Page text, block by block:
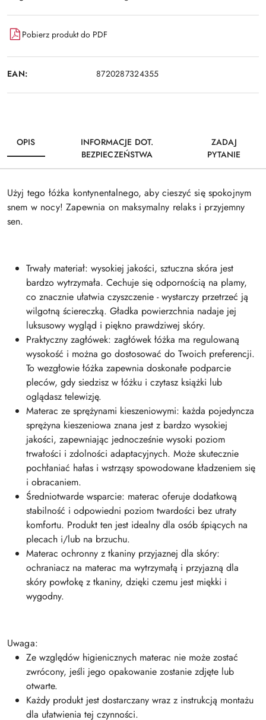
Pobierz produkt do PDF
EAN: 8720287324355
OPIS
INFORMACJE DOT.
BEZPIECZEŃSTWA
ZADAJ
PYTANIE
Użyj tego łóżka kontynentalnego, aby cieszyć się spokojnym
snem w nocy! Zapewnia on maksymalny relaks i przyjemny
sen.
Trwały materiał: wysokiej jakości, sztuczna skóra jest
bardzo wytrzymała. Cechuje się odpornością na plamy,
co znacznie ułatwia czyszczenie - wystarczy przetrzeć ją
wilgotną ściereczką. Gładka powierzchnia nadaje jej
luksusowy wygląd i piękno prawdziwej skóry.
Praktyczny zagłówek: zagłówek łóżka ma regulowaną
wysokość i można go dostosować do Twoich preferencji.
To wezgłowie łóżka zapewnia doskonałe podparcie
pleców, gdy siedzisz w łóżku i czytasz książki lub
oglądasz telewizję.
Materac ze sprężynami kieszeniowymi: każda pojedyncza
sprężyna kieszeniowa znana jest z bardzo wysokiej
jakości, zapewniając jednocześnie wysoki poziom
trwałości i zdolności adaptacyjnych. Może skutecznie
pochłaniać hałas i wstrząsy spowodowane kładzeniem się
i obracaniem.
Średniotwarde wsparcie: materac oferuje dodatkową
stabilność i odpowiedni poziom twardości bez utraty
komfortu. Produkt ten jest idealny dla osób śpiących na
plecach i/lub na brzuchu.
Materac ochronny z tkaniny przyjaznej dla skóry:
ochraniacz na materac ma wytrzymałą i przyjazną dla
skóry powłokę z tkaniny, dzięki czemu jest miękki i
wygodny.
Uwaga:
Ze względów higienicznych materac nie może zostać
zwrócony, jeśli jego opakowanie zostanie zdjęte lub
otwarte.
Każdy produkt jest dostarczany wraz z instrukcją montażu
dla ułatwienia tej czynności.